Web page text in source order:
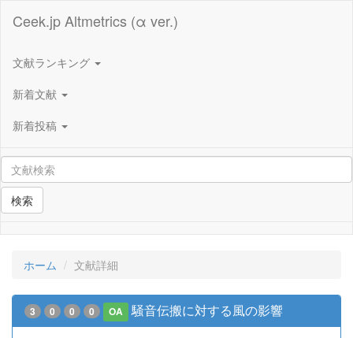
Ceek.jp Altmetrics (α ver.)
文献ランキング
新着文献
新着投稿
検索
ホーム 文献詳細
3 0 0 0 OA 騒音伝搬に対する風の影響